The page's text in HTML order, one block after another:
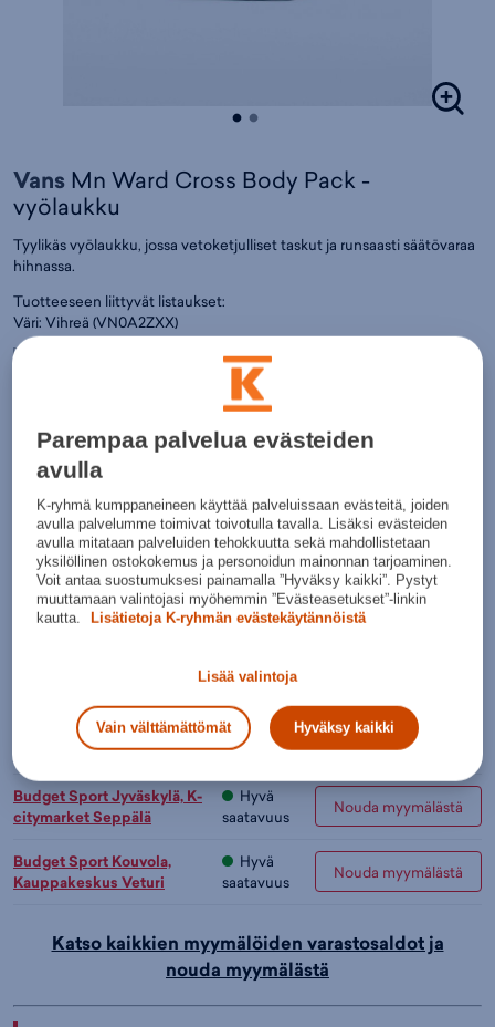
Vans Mn Ward Cross Body Pack -
vyölaukku
Tyylikäs vyölaukku, jossa vetoketjulliset taskut ja runsaasti säätövaraa
hihnassa.
Tuotteeseen liittyvät listaukset:
Väri: Vihreä (VN0A2ZXX)
Lisätietoa
Värit:
Vihreä
Lisää ostoskoriin
SaatavillaMyymälät:
Budget Sport Espoo,
Kauppakeskus Merituuli
Hyvä
saatavuus
Nouda myymälästä
Budget Sport Jyväskylä, K-
citymarket Seppälä
Hyvä
saatavuus
Nouda myymälästä
Budget Sport Kouvola,
Kauppakeskus Veturi
Hyvä
saatavuus
Nouda myymälästä
Katso kaikkien myymälöiden varastosaldot ja
nouda myymälästä
Parempaa palvelua evästeiden
avulla
K-ryhmä kumppaneineen käyttää palveluissaan evästeitä, joiden
avulla palvelumme toimivat toivotulla tavalla. Lisäksi evästeiden
avulla mitataan palveluiden tehokkuutta sekä mahdollistetaan
yksilöllinen ostokokemus ja personoidun mainonnan tarjoaminen.
Voit antaa suostumuksesi painamalla ”Hyväksy kaikki”. Pystyt
muuttamaan valintojasi myöhemmin ”Evästeasetukset”-linkin
kautta.
Lisätietoja K-ryhmän evästekäytännöistä
Lisää valintoja
Vain välttämättömät Hyväksy kaikki